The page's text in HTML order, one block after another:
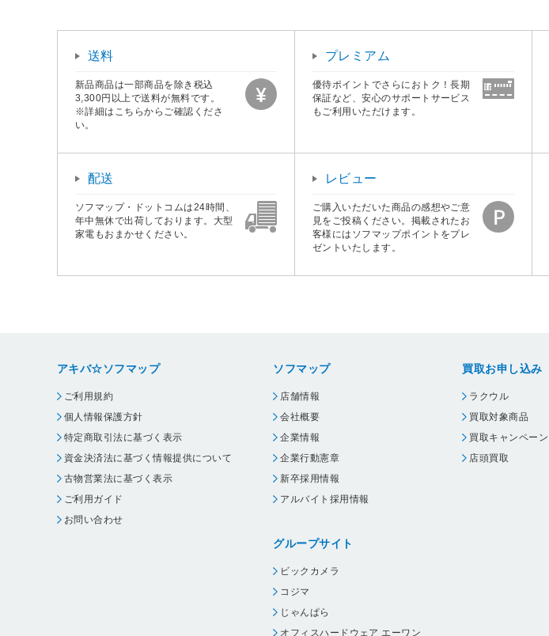
送料
新品商品は一部商品を除き税込
3,300円以上で送料が無料です。
※詳細はこちらからご確認くださ
い。
プレミアム
優待ポイントでさらにおトク！長期
保証など、安心のサポートサービス
もご利用いただけます。
配送
ソフマップ・ドットコムは24時間、
年中無休で出荷しております。大型
家電もおまかせください。
レビュー
ご購入いただいた商品の感想やご意
見をご投稿ください。掲載されたお
客様にはソフマップポイントをプレ
ゼントいたします。
アキバ☆ソフマップ
ご利用規約
個人情報保護方針
特定商取引法に基づく表示
資金決済法に基づく情報提供について
古物営業法に基づく表示
ご利用ガイド
お問い合わせ
ソフマップ
店舗情報
会社概要
企業情報
企業行動憲章
新卒採用情報
アルバイト採用情報
グループサイト
ビックカメラ
コジマ
じゃんぱら
オフィスハードウェア エーワン
買取お申し込み
ラクウル
買取対象商品
買取キャンペーン
店頭買取